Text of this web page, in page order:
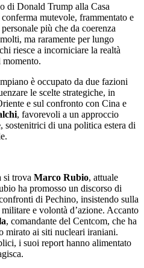
di Donald Trump alla Casa
mutevole, frammentato e
più che da coerenza
ma raramente per lungo
riesce a incorniciare la realtà
momento.
è occupato da due fazioni
le scelte strategiche, in
e sul confronto con Cina e
, favorevoli a un approccio
, sostenitrici di una politica estera di
si trova Marco Rubio, attuale
ha promosso un discorso di
di Pechino, insistendo sulla
e volontà d’azione. Accanto
, comandante del Centcom, che ha
mirato ai siti nucleari iraniani.
i suoi report hanno alimentato